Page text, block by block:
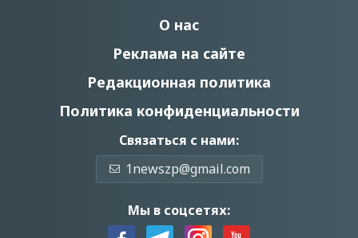
О нас
Реклама на сайте
Редакционная политика
Политика конфиденциальности
Связаться с нами:
1newszp@gmail.com
Мы в соцсетях: